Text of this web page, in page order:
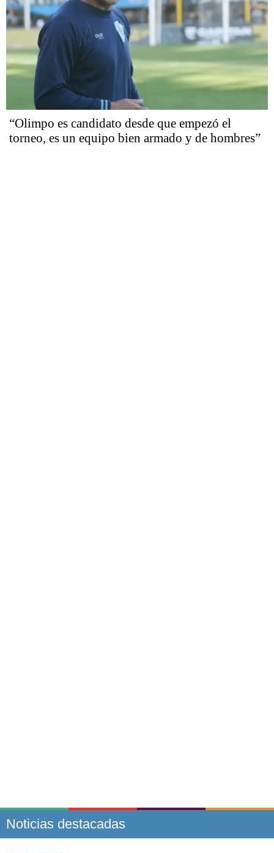
“Olimpo es candidato desde que empezó el
torneo, es un equipo bien armado y de hombres”
Noticias destacadas